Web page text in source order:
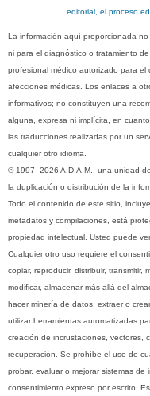
editorial, el proceso
La información aquí proporcionada
ni para el diagnóstico o tratamiento
profesional médico autorizado para
afecciones médicas. Los enlaces a
informativos; no constituyen una
alguna, expresa ni implícita, en
las traducciones realizadas por un
cualquier otro idioma.
© 1997- 2026 A.D.A.M., una unidad
la duplicación o distribución de la
Todo el contenido de este sitio,
metadatos y compilaciones, está
propiedad intelectual. Usted puede
Cualquier otro uso requiere el
copiar, reproducir, distribuir, transmitir,
modificar, almacenar más allá del
hacer minería de datos, extraer o
utilizar herramientas automatizadas
creación de incrustaciones, vectores,
recuperación. Se prohíbe el uso de
probar, evaluar o mejorar sistemas
consentimiento expreso por escrito.